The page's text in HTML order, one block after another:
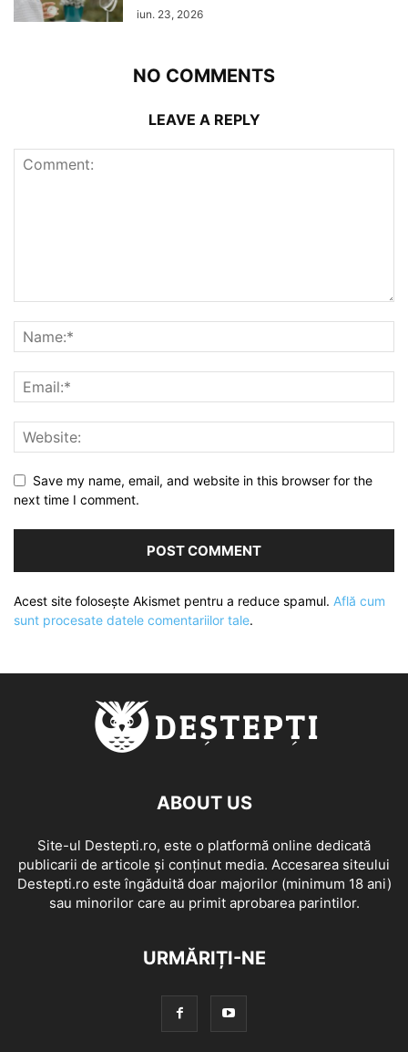
iun. 23, 2026
NO COMMENTS
LEAVE A REPLY
Save my name, email, and website in this browser for the
next time I comment.
Acest site folosește Akismet pentru a reduce spamul. Află cum
sunt procesate datele comentariilor tale.
ABOUT US
Site-ul Destepti.ro, este o platformă online dedicată
publicarii de articole și conținut media. Accesarea siteului
Destepti.ro este îngăduită doar majorilor (minimum 18 ani)
sau minorilor care au primit aprobarea parintilor.
URMĂRIȚI-NE